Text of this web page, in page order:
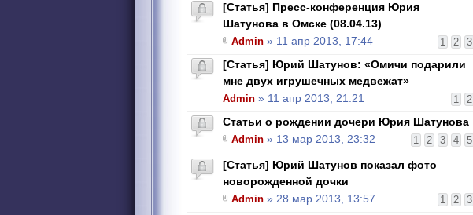
[Статья] Пресс-конференция Юрия
Шатунова в Омске (08.04.13)
1 2 3
Admin » 11 апр 2013, 17:44
[Статья] Юрий Шатунов: «Омичи подарили
мне двух игрушечных медвежат»
1 2
Admin » 11 апр 2013, 21:21
Статьи о рождении дочери Юрия Шатунова
1 2 3 4 5
Admin » 13 мар 2013, 23:32
[Cтатья] Юрий Шатунов показал фото
новорожденной дочки
1 2 3
Admin » 28 мар 2013, 13:57